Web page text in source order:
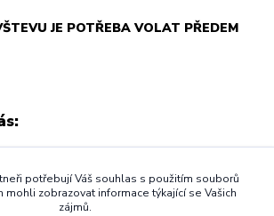
JE POTŘEBA VOLAT PŘEDEM
potřebují Váš souhlas s použitím souborů
mohli zobrazovat informace týkající se Vašich
zájmů.